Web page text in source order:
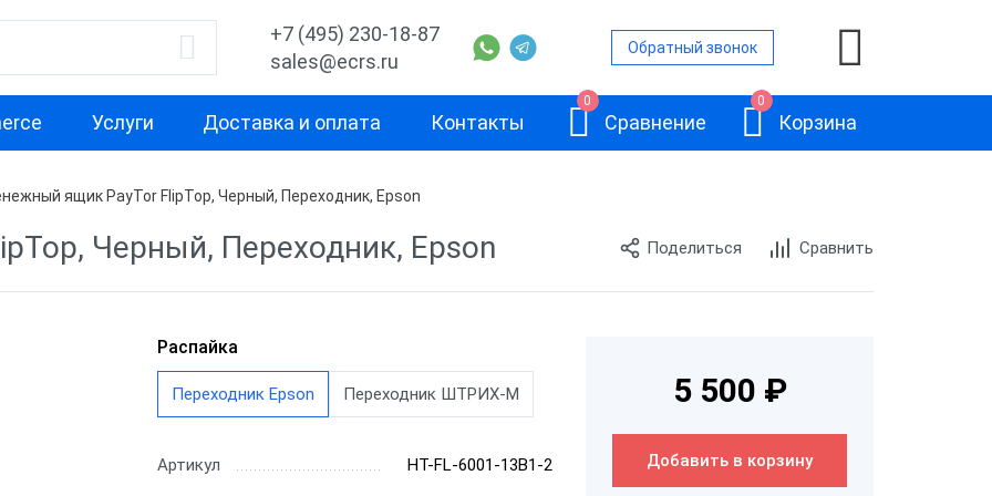
+7 (495) 230-18-87
sales@ecrs.ru
Обратный звонок
Услуги Доставка и оплата Контакты
0
Сравнение
0
Корзина
ящики АТОЛ
ящики
Подключение
Механические
Электронные
Распайка
АТОЛ
Штрих-М
ящик PayTor FlipTop, Черный, Переходник, Epson
Черный, Переходник, Epson Поделиться Сравнить
Распайка
Переходник Epson Переходник ШТРИХ-М
Артикул HT-FL-6001-13B1-2
5 500 ₽
Добавить в корзину